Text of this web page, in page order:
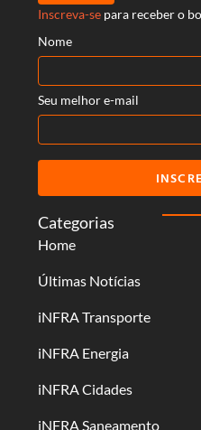
Categorias
Home
Últimas Notícias
iNFRA Transporte
iNFRA Energia
iNFRA Cidades
iNFRA Saneamento
Inscreva-se para receber o
Nome
Seu melhor e-mail